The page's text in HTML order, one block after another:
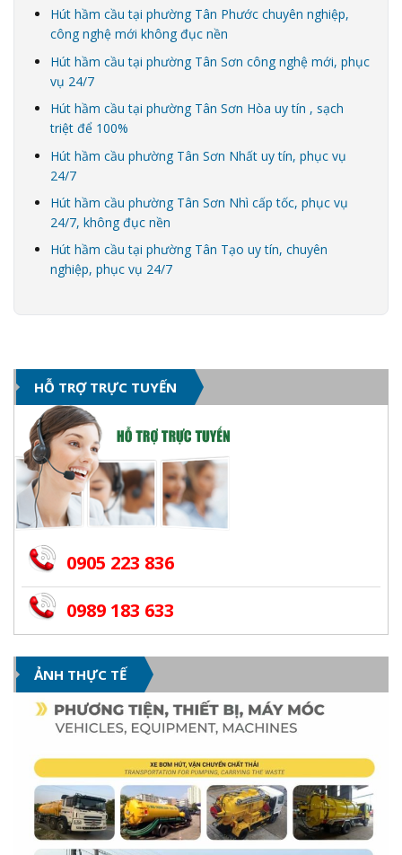
Hút hầm cầu tại phường Tân Phước chuyên nghiệp,
công nghệ mới không đục nền
Hút hầm cầu tại phường Tân Sơn công nghệ mới, phục
vụ 24/7
Hút hầm cầu tại phường Tân Sơn Hòa uy tín , sạch
triệt để 100%
Hút hầm cầu phường Tân Sơn Nhất uy tín, phục vụ
24/7
Hút hầm cầu phường Tân Sơn Nhì cấp tốc, phục vụ
24/7, không đục nền
Hút hầm cầu tại phường Tân Tạo uy tín, chuyên
nghiệp, phục vụ 24/7
HỖ TRỢ TRỰC TUYẾN
0905 223 836
0989 183 633
ẢNH THỰC TẾ